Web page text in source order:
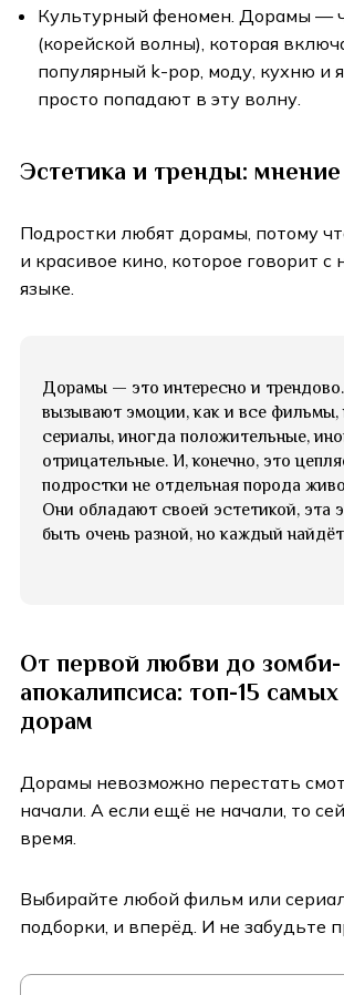
Культурный феномен. Дорамы —
(корейской волны), которая
популярный k-pop, моду, кухню и
просто попадают в эту волну.
Эстетика и тренды:
Подростки любят дорамы, потому
и красивое кино, которое говорит
языке.
Дорамы — это интересно и
вызывают эмоции, как и все фильмы,
сериалы, иногда положительные,
отрицательные. И, конечно, это
подростки не отдельная порода
Они обладают своей эстетикой, эта
быть очень разной, но каждый
От первой любви до зомби-
апокалипсиса: топ-15
дорам
Дорамы невозможно перестать
начали. А если ещё не начали, то
время.
Выбирайте любой фильм или
подборки, и вперёд. И не забудьте